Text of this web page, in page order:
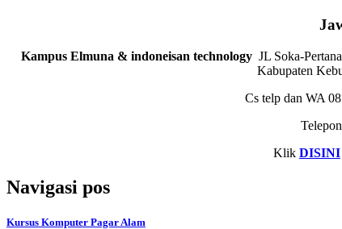
Kampus Elmuna & indoneisan technologyJL Soka-
Kabupaten
Cs telp dan WA
Klik DISINI
Navigasi pos
Kursus Komputer Pagar Alam